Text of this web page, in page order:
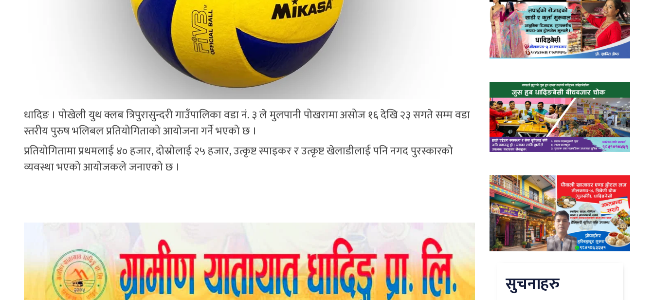
धादिङ । पोखेली युथ क्लब त्रिपुरासुन्दरी गाउँपालिका वडा नं. ३ ले मुलपानी पोखरामा असोज १६ देखि २३ सगते सम्म वडा
स्तरीय पुरुष भलिबल प्रतियोगिताको आयोजना गर्ने भएको छ ।
प्रतियोगितामा प्रथमलाई ४० हजार, दोस्रोलाई २५ हजार, उत्कृष्ट स्पाइकर र उत्कृष्ट खेलाडीलाई पनि नगद पुरस्कारको
व्यवस्था भएको आयोजकले जनाएको छ ।
सुचनाहरु